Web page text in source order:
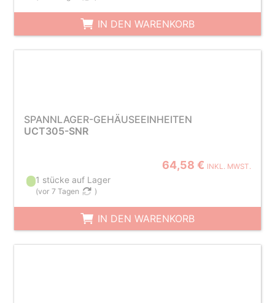
IN DEN WARENKORB
SPANNLAGER-GEHÄUSEEINHEITEN
UCT305-SNR
64,58 € INKL. MWST.
1 stücke auf Lager
(vor 7 Tagen )
IN DEN WARENKORB